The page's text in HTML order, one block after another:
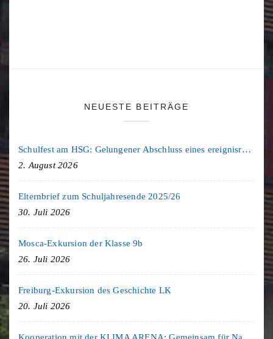
NEUESTE BEITRÄGE
Schulfest am HSG: Gelungener Abschluss eines ereignisreichen Schuljahres
2. August 2026
Elternbrief zum Schuljahresende 2025/26
30. Juli 2026
Mosca-Exkursion der Klasse 9b
26. Juli 2026
Freiburg-Exkursion des Geschichte LK
20. Juli 2026